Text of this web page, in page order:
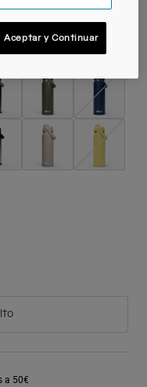
a 50€
Aceptar y Continuar